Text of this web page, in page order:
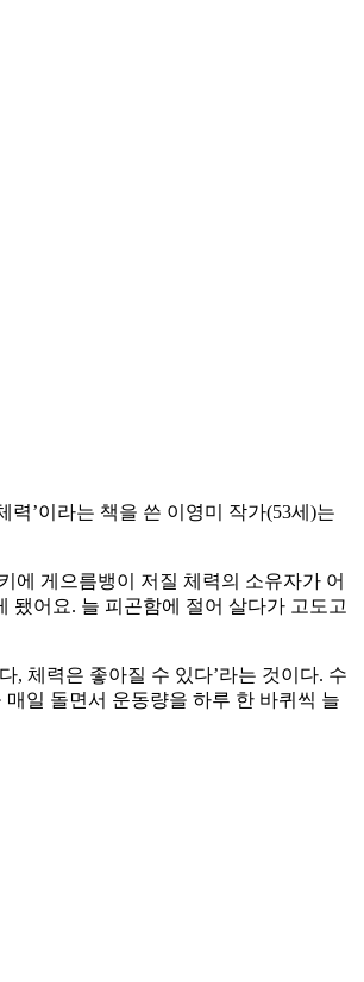
’이라는 책을 쓴 이영미 작가(53세)는
에 게으름뱅이 저질 체력의 소유자가 어
됐어요. 늘 피곤함에 절어 살다가 고도고
, 체력은 좋아질 수 있다’라는 것이다. 수
일 돌면서 운동량을 하루 한 바퀴씩 늘